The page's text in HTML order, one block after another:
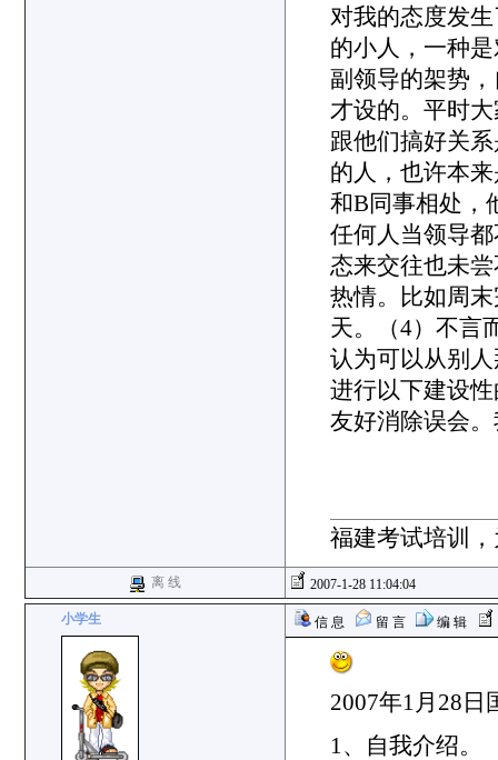
对我的态度发
的小人，一种
副领导的架势
才设的。平时
跟他们搞好关
的人，也许本
和B同事相处，
任何人当领导
态来交往也未
热情。比如周
天。（4）不言
认为可以从别
进行以下建设
友好消除误会
福建考试培训
离 线 2007-1-28 11:04:04
小学生 信 息 留 言 编 辑
2007年1月28日
1、自我介绍。